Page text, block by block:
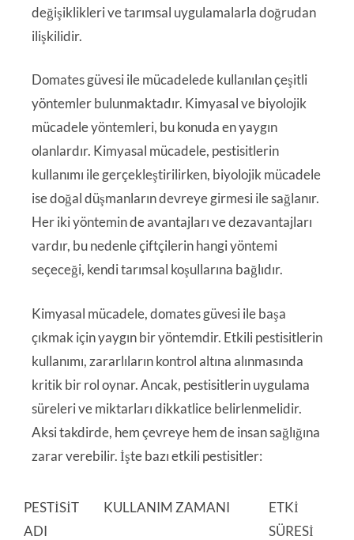
değişiklikleri ve tarımsal uygulamalarla doğrudan
ilişkilidir.
Domates güvesi ile mücadelede kullanılan çeşitli
yöntemler bulunmaktadır. Kimyasal ve biyolojik
mücadele yöntemleri, bu konuda en yaygın
olanlardır. Kimyasal mücadele, pestisitlerin
kullanımı ile gerçekleştirilirken, biyolojik mücadele
ise doğal düşmanların devreye girmesi ile sağlanır.
Her iki yöntemin de avantajları ve dezavantajları
vardır, bu nedenle çiftçilerin hangi yöntemi
seçeceği, kendi tarımsal koşullarına bağlıdır.
Kimyasal mücadele, domates güvesi ile başa
çıkmak için yaygın bir yöntemdir. Etkili pestisitlerin
kullanımı, zararlıların kontrol altına alınmasında
kritik bir rol oynar. Ancak, pestisitlerin uygulama
süreleri ve miktarları dikkatlice belirlenmelidir.
Aksi takdirde, hem çevreye hem de insan sağlığına
zarar verebilir. İşte bazı etkili pestisitler:
PESTISIT
ADI
KULLANIM ZAMANI
ETKI
SÜRESI